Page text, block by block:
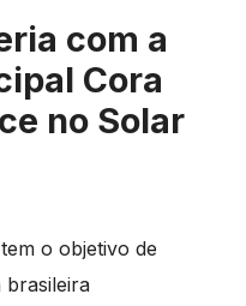
com a
Cora
no Solar
o objetivo de